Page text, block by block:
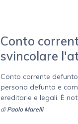
Conto
svincolare
Conto corrente
persona defunta e
ereditarie e legali. È
di Paolo Marelli